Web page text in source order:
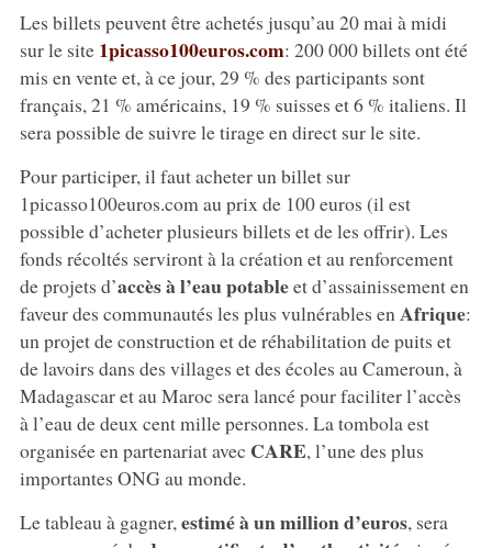
Les billets peuvent être achetés jusqu’au 20 mai à midi
sur le site 1picasso100euros.com: 200 000 billets ont été
mis en vente et, à ce jour, 29 % des participants sont
français, 21 % américains, 19 % suisses et 6 % italiens. Il
sera possible de suivre le tirage en direct sur le site.
Pour participer, il faut acheter un billet sur
1picasso100euros.com au prix de 100 euros (il est
possible d’acheter plusieurs billets et de les offrir). Les
fonds récoltés serviront à la création et au renforcement
de projets d’accès à l’eau potableet d’assainissement en
faveur des communautés les plus vulnérables en Afrique:
un projet de construction et de réhabilitation de puits et
de lavoirs dans des villages et des écoles au Cameroun, à
Madagascar et au Maroc sera lancé pour faciliter l’accès
à l’eau de deux cent mille personnes. La tombola est
organisée en partenariat avec CARE, l’une des plus
importantes ONG au monde.
Le tableau à gagner, estimé à un million d’euros, sera